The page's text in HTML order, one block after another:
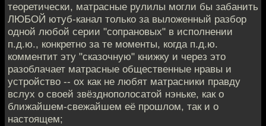
теоретически, матрасные рулилы могли бы забанить
ЛЮБОЙ ютуб-канал только за выложенный разбор
одной любой серии "сопрановых" в исполнении
п.д.ю., конкретно за те моменты, когда п.д.ю.
комментит эту "сказочную" книжку и через это
разоблачает матрасные общественные нравы и
устройство -- ох как не любят матрасники правду
вслух о своей звёзднополосатой нэньке, как о
ближайшем-свежайшем её прошлом, так и о
настоящем;